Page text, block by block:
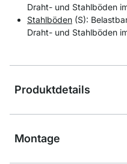
Draht- und Stahlböden
Stahlböden (S):
Draht- und Stahlböden
Produktdetails
Montage